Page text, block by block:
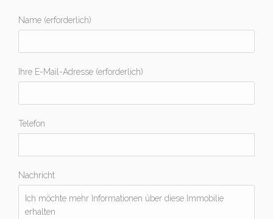
Name (erforderlich)
Ihre E-Mail-Adresse (erforderlich)
Telefon
Nachricht